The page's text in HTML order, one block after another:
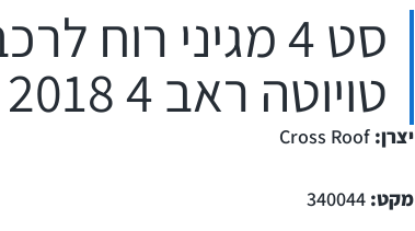
סט 4 מגיני רוח
טויוטה ראב 4 2018 ומעלה
יצרן: Cross Roof
מקט: 340044